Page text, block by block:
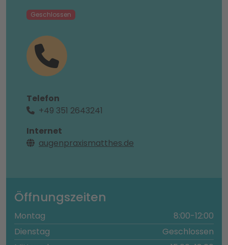
Geschlossen
Telefon
+49 351 2643241
Internet
augenpraxismatthes.de
Öffnungszeiten
Montag
8:00-12:00
Dienstag
Geschlossen